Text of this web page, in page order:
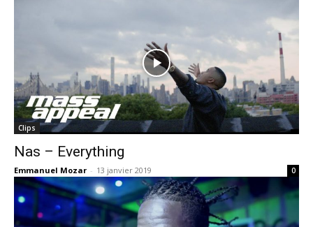
Clips
Nas – Everything
Emmanuel Mozar - 13 janvier 2019 0